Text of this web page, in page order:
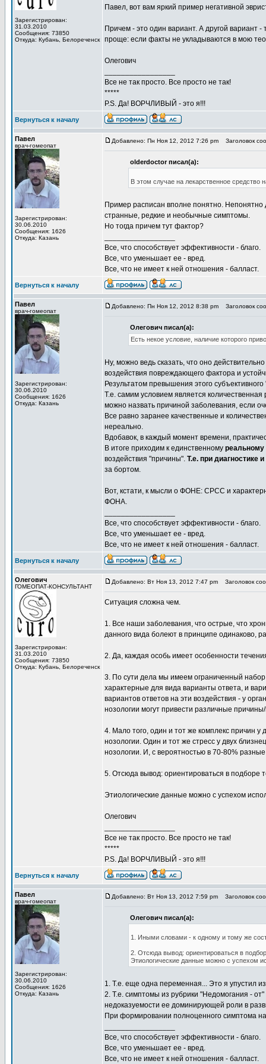
Зарегистрирован:
31.03.2010
Сообщения: 73850
Откуда: Кубань, Белореченск
Павел, вот вам яркий пример негативной
Причем - это один вариант. А другой вариант
проще: если факты не укладываются в мою
Олегович
Все не так просто. Все просто не так!
*****
P.S. Да! ВОРЧЛИВЫЙ - это я!!!
Вернуться к началу
Павел
врач-гомеопат
Зарегистрирован:
30.06.2010
Сообщения: 1626
Откуда: Казань
Добавлено: Пн Ноя 12, 2012 7:26 pm Заголовок
olderdoctor писал(а):
В этом случае на лекарственное средство
Пример расписан вполне понятно.
странные, редкие и необычные симптомы.
Но тогда причем тут фактор?
Все, что способствует эффективности - благо.
Все, что уменьшает ее - вред.
Все, что не имеет к ней отношения - балласт.
Вернуться к началу
Павел
врач-гомеопат
Зарегистрирован:
30.06.2010
Сообщения: 1626
Откуда: Казань
Добавлено: Пн Ноя 12, 2012 8:38 pm Заголовок
Олегович писал(а):
Есть некое условие, наличие которого
Ну, можно ведь сказать, что оно
воздействия повреждающего фактора и
Результатом превышения этого
Т.е. самим условием является
можно назвать причиной заболевания, если
Все равно заранее качественные и
нереально.
Вдобавок, в каждый момент времени,
В итоге приходим к единственному реальному
воздействия "причины". Т.е. при диагностике
за бортом.
Вот, кстати, к мысли о ФОНЕ: СРСС и
ФОНА.
Все, что способствует эффективности - благо.
Все, что уменьшает ее - вред.
Все, что не имеет к ней отношения - балласт.
Вернуться к началу
Олегович
ГОМЕОПАТ-КОНСУЛЬТАНТ
Зарегистрирован:
31.03.2010
Сообщения: 73850
Откуда: Кубань, Белореченск
Добавлено: Вт Ноя 13, 2012 7:47 pm Заголовок
Ситуация сложна чем.
1. Все наши заболевания, что острые, что
данного вида болеют в принципе одинаково,
2. Да, каждая особь имеет особенности
3. По сути дела мы имеем ограниченный
характерные для вида варианты ответа, и
вариантов ответов на эти воздействия - у
нозологии могут привести различные
4. Мало того, один и тот же комплекс причин
нозологии. Один и тот же стресс у двух
нозологии. И, с вероятностью в 70-80%
5. Отсюда вывод: ориентироваться в подборе
Этиологические данные можно с успехом
Олегович
Все не так просто. Все просто не так!
*****
P.S. Да! ВОРЧЛИВЫЙ - это я!!!
Вернуться к началу
Павел
врач-гомеопат
Зарегистрирован:
30.06.2010
Сообщения: 1626
Откуда: Казань
Добавлено: Вт Ноя 13, 2012 7:59 pm Заголовок
Олегович писал(а):
1. Иными словами - к одному и тому же
2. Отсюда вывод: ориентироваться в
Этиологические данные можно с успехом
1. Т.е. еще одна переменная... Это я упустил
2. Т.е. симптомы из рубрики "Недомогания -
недоказуемости ее доминирующей роли в
При формировании полноценного симптома
Все, что способствует эффективности - благо.
Все, что уменьшает ее - вред.
Все, что не имеет к ней отношения - балласт.